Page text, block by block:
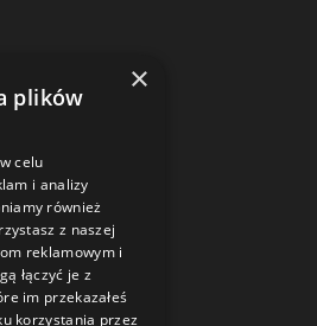
×
plików
celu
i analizy
również
z naszej
reklamowym i
łączyć je z
im przekazałeś
korzystania przez